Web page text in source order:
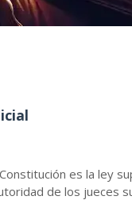
es la ley
de los